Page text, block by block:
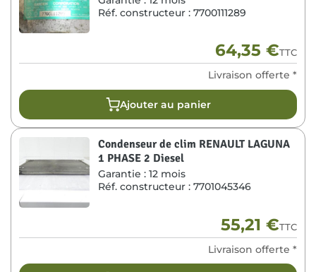
Réf. constructeur : 7700111289
64,35 €TTC
Livraison offerte *
Ajouter au panier
Condenseur de clim RENAULT LAGUNA
1 PHASE 2 Diesel
Garantie : 12 mois
Réf. constructeur : 7701045346
55,21 €TTC
Livraison offerte *